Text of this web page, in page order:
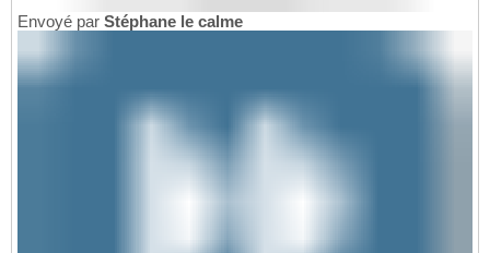
Envoyé par Stéphane le calme